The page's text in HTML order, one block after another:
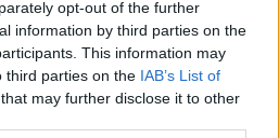
opt-out of the further
information by third parties on the
This information may
third parties on the IAB’s List of
that may further disclose it to other